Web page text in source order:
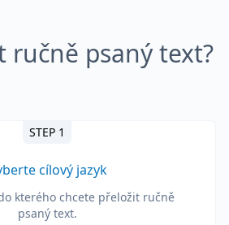
ručně psaný text?
STEP 1
cílový jazyk
kterého chcete přeložit ručně
psaný text.